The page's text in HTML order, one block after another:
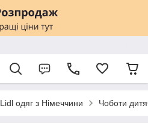
Lidl одяг з Німеччини Чоботи